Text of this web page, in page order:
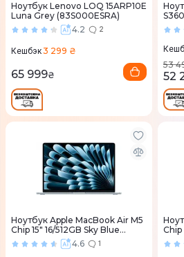
Ноутбук Lenovo LOQ 15ARP10E
Luna Grey (83S000ESRA)
4.2
2
Кешбэк3 299 ₴
65 999₴
53
52
Ноутбук Apple MacBook Air M5
Chip 15" 16/512GB Sky Blue
(MDVQ4) 20264.6 1
Chip